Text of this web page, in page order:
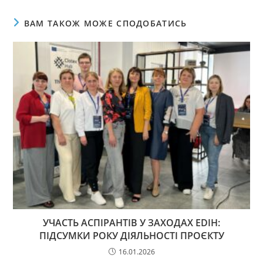
ВАМ ТАКОЖ МОЖЕ СПОДОБАТИСЬ
УЧАСТЬ АСПІРАНТІВ У ЗАХОДАХ EDIH:
ПІДСУМКИ РОКУ ДІЯЛЬНОСТІ ПРОЄКТУ
16.01.2026